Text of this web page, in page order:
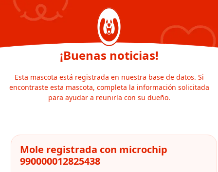
¡Buenas noticias!
Esta mascota está registrada en nuestra base de datos. Si
encontraste esta mascota, completa la información solicitada
para ayudar a reunirla con su dueño.
Mole registrada con microchip
990000012825438